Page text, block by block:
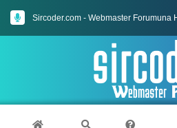
Sircoder.com - Webmaster Forumuna
Sircoder.com Webmaster Forumu